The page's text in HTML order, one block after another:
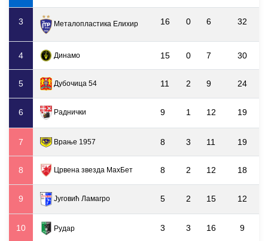
3 Металопластика Елиxир 16 0 6 32
4 Динамо 15 0 7 30
5 Дубочица 54 11 2 9 24
6 Раднички 9 1 12 19
7 Врање 1957 8 3 11 19
8 Црвена звезда МаxБет 8 2 12 18
9 Југовић Ламагро 5 2 15 12
10 Рудар 3 3 16 9